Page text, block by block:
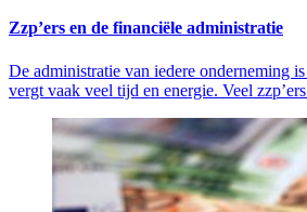
Zzp’ers en de financiële administratie
De administratie van iedere onderneming
vergt vaak veel tijd en energie. Veel